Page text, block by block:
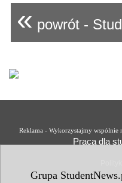
Grupa
« powrót -
Reklama - Wykorzystajmy wspólnie
Praca dla